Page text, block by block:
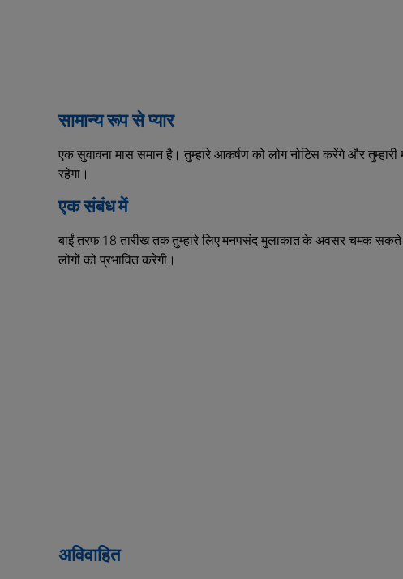
सामान्य रूप से प्यार
एक सुवावना मास समान है। तुम्हारे आकर्षण को लोग नोटिस करेंगे और तुम्‍हारी
रहेगा।
एक संबंध में
बाईं तरफ 18 तारीख तक तुम्हारे लिए मनपसंद मुलाकात के अवसर चमक
लोगों को प्रभावित करेगी।
अविवाहित